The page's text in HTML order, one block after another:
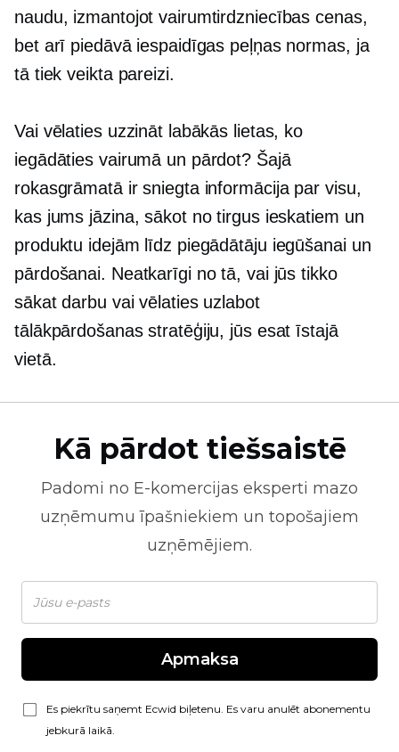
naudu, izmantojot vairumtirdzniecības cenas,
bet arī piedāvā iespaidīgas peļņas normas, ja
tā tiek veikta pareizi.
Vai vēlaties uzzināt labākās lietas, ko
iegādāties vairumā un pārdot? Šajā
rokasgrāmatā ir sniegta informācija par visu,
kas jums jāzina, sākot no tirgus ieskatiem un
produktu idejām līdz piegādātāju iegūšanai un
pārdošanai. Neatkarīgi no tā, vai jūs tikko
sākat darbu vai vēlaties uzlabot
tālākpārdošanas stratēģiju, jūs esat īstajā
vietā.
Kā pārdot tiešsaistē
Padomi no E-komercijas eksperti mazo
uzņēmumu īpašniekiem un topošajiem
uzņēmējiem.
Apmaksa
Es piekrītu saņemt Ecwid biļetenu. Es varu anulēt abonementu
jebkurā laikā.